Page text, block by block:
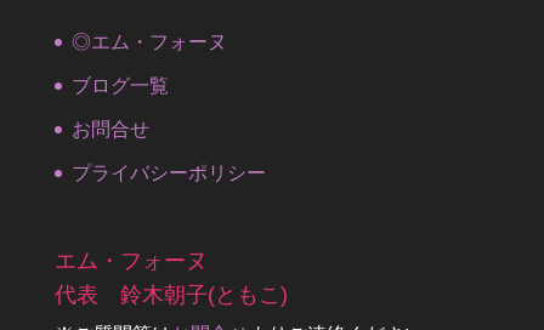
◎エム・フォーヌ
ブログ一覧
お問合せ
プライバシーポリシー
エム・フォーヌ
代表 鈴木朝子(ともこ)